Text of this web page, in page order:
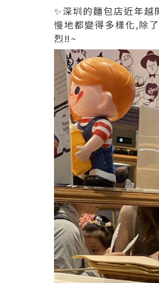
✨深圳的麵包店近年
慢地都變得多樣化,除
烈‼️~